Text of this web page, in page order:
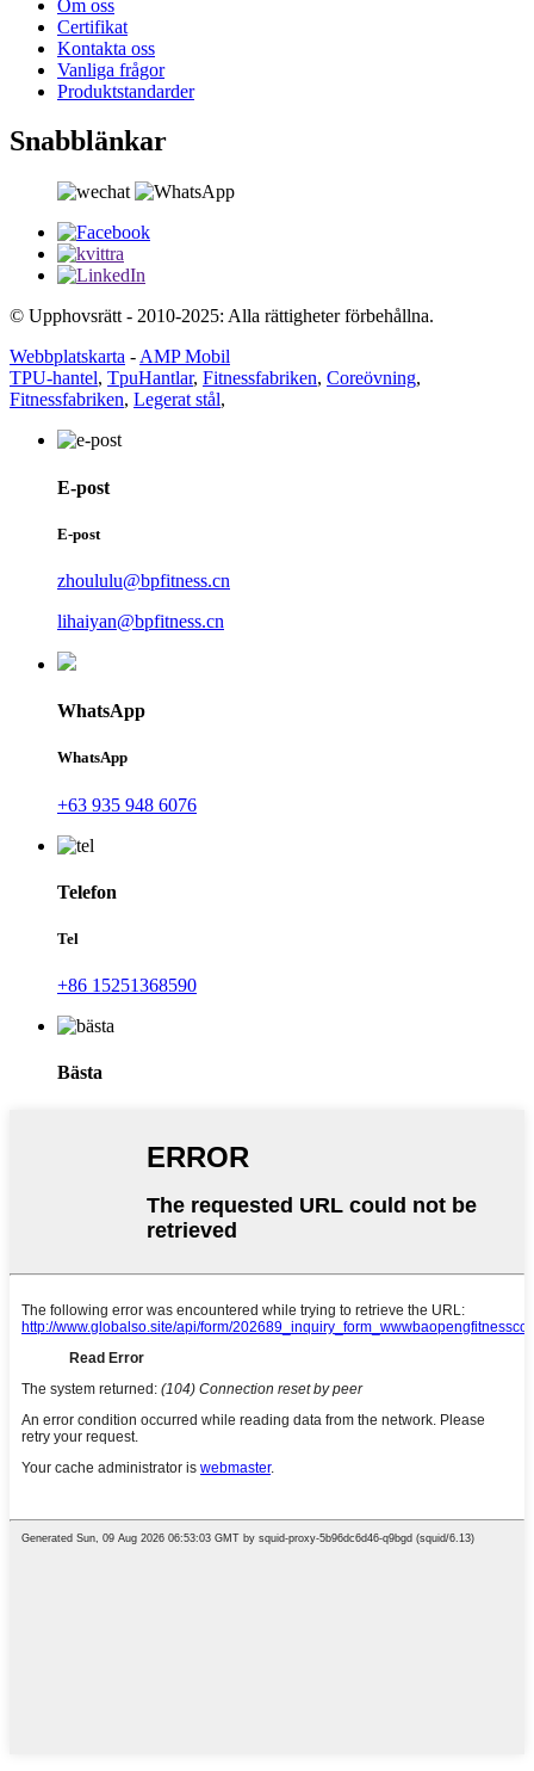
Om oss
Certifikat
Kontakta oss
Vanliga frågor
Produktstandarder
Snabblänkar
© Upphovsrätt - 2010-2025: Alla rättigheter förbehållna.
Webbplatskarta - AMP Mobil
TPU-hantel, TpuHantlar, Fitnessfabriken, Coreövning,
Fitnessfabriken, Legerat stål,
E-post
E-post
zhoululu@bpfitness.cn
lihaiyan@bpfitness.cn
WhatsApp
WhatsApp
+63 935 948 6076
Telefon
Tel
+86 15251368590
Bästa